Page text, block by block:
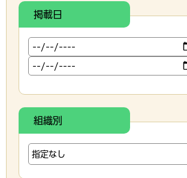
掲載日
組織別